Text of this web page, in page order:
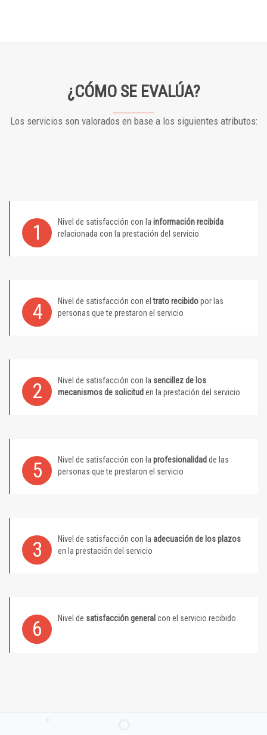
¿CÓMO SE EVALÚA?
Los servicios son valorados en base a los siguientes atributos:
1 Nivel de satisfacción con la información recibida
relacionada con la prestación del servicio
4 Nivel de satisfacción con eltrato recibidopor las
personas que te prestaron el servicio
2 Nivel de satisfacción con la sencillez de los
mecanismos de solicitud en la prestación del servicio
5 Nivel de satisfacción con la profesionalidad de las
personas que te prestaron el servicio
3 Nivel de satisfacción con la adecuación de los plazos
en la prestación del servicio
6 Nivel de satisfacción general con el servicio recibido